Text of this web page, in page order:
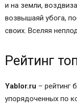
и на земли,
возвышаяй убога,
своих. Вселяя
Рейтинг
Yablor.ru – рейтинг
упорядоченных по